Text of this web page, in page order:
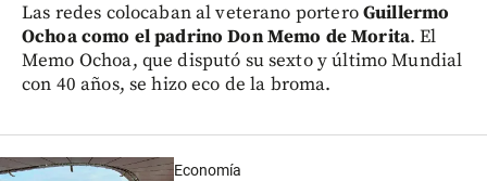
Las redes colocaban al veterano porteroGuillermo
Ochoa como el padrino Don Memo de Morita. El
Memo Ochoa, que disputó su sexto y último Mundial
con 40 años, se hizo eco de la broma.
Economía